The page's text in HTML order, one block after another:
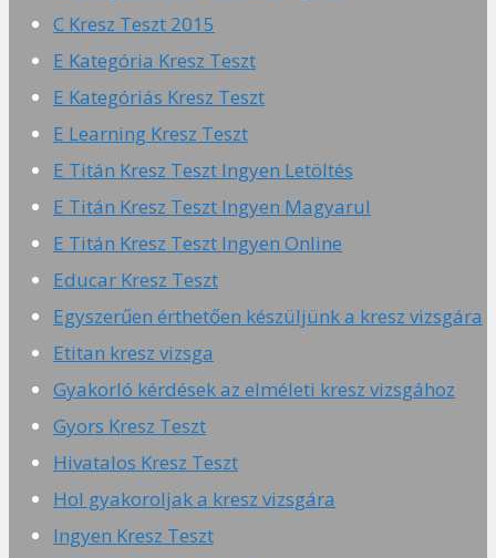
C Kresz Teszt 2015
E Kategória Kresz Teszt
E Kategóriás Kresz Teszt
E Learning Kresz Teszt
E Titán Kresz Teszt Ingyen Letöltés
E Titán Kresz Teszt Ingyen Magyarul
E Titán Kresz Teszt Ingyen Online
Educar Kresz Teszt
Egyszerűen érthetően készüljünk a kresz vizsgára
Etitan kresz vizsga
Gyakorló kérdések az elméleti kresz vizsgához
Gyors Kresz Teszt
Hivatalos Kresz Teszt
Hol gyakoroljak a kresz vizsgára
Ingyen Kresz Teszt